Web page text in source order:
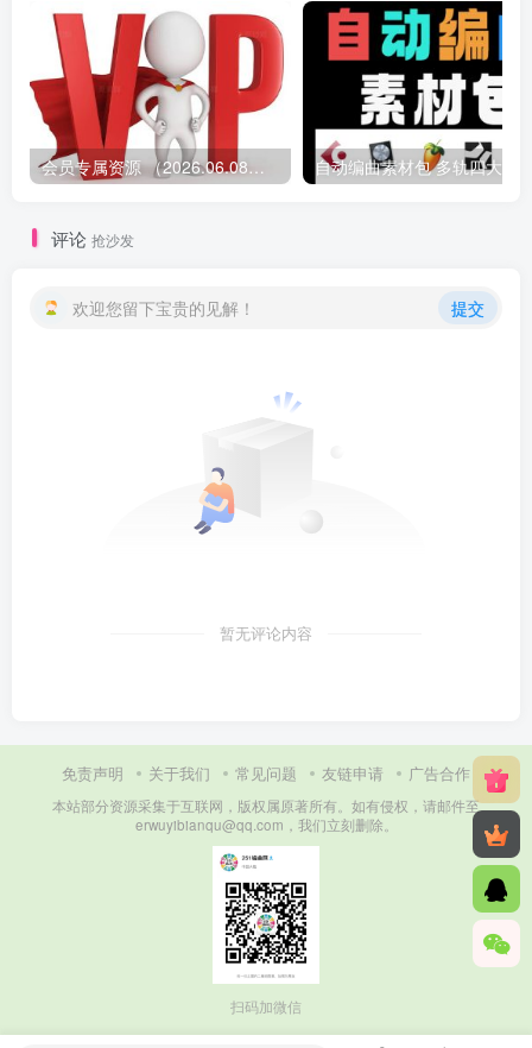
会员专属资源 （2026.06.08更新）
评论 抢沙发
欢迎您留下宝贵的见解！ 提交
暂无评论内容
免责声明 关于我们 常见问题 友链申请 广告合作
本站部分资源采集于互联网，版权属原著所有。如有侵权，请邮件至
erwuyibianqu@qq.com，我们立刻删除。
扫码加微信